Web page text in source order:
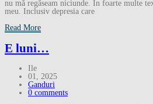
nu mă regăseam niciunde. În foarte multe
meu. Inclusiv depresia care
Read More
E luni…
Ile
01, 2025
Ganduri
0 comments